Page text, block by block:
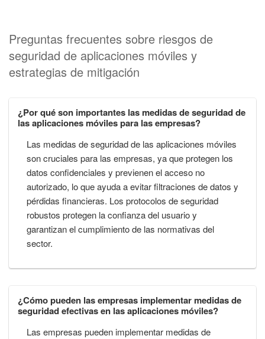
Preguntas frecuentes sobre riesgos de
seguridad de aplicaciones móviles y
estrategias de mitigación
¿Por qué son importantes las medidas de seguridad de
las aplicaciones móviles para las empresas?
Las medidas de seguridad de las aplicaciones móviles
son cruciales para las empresas, ya que protegen los
datos confidenciales y previenen el acceso no
autorizado, lo que ayuda a evitar filtraciones de datos y
pérdidas financieras. Los protocolos de seguridad
robustos protegen la confianza del usuario y
garantizan el cumplimiento de las normativas del
sector.
¿Cómo pueden las empresas implementar medidas de
seguridad efectivas en las aplicaciones móviles?
Las empresas pueden implementar medidas de